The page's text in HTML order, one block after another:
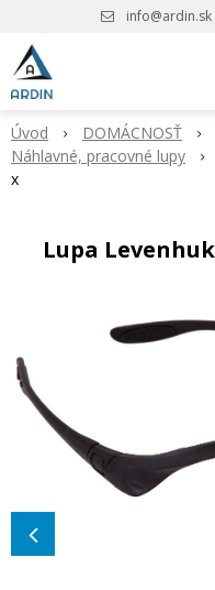
info@ardin.sk
Úvod DOMÁCNOSŤ
Náhlavné, pracovné lupy
x
Lupa